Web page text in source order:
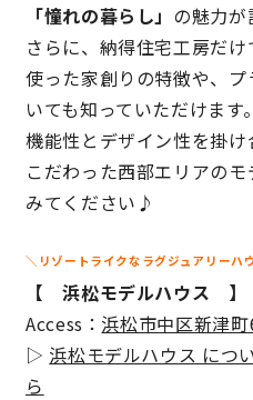
徹底したコストダウ
頑丈で長持ちの外壁
2030年の省エネ基準
100年点検住宅
快適な室内環境へのこ
生涯続く安心のアフタ
「憧れの暮らし」 の魅力が
さらに、納得住宅工房だ
使った家創りの特徴や、
いても知っていただけます。
機能性とデザイン性を掛
こだわった西部エリアの
みてください♪
＼リゾートライクなラグジュアリーハ
【 浜松モデルハウス 】
Access： 浜松市中区新津
▷ 浜松モデルハウス につ
ら